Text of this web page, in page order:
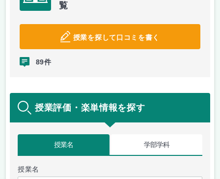
覧
授業を探して口コミを書く
89件
授業評価・楽単情報を探す
授業名 学部学科
授業名